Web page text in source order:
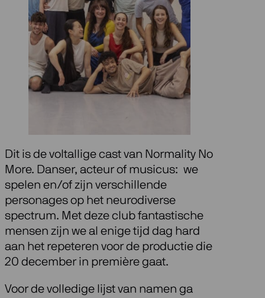
Dit is de voltallige cast van Normality No
More. Danser, acteur of musicus: we
spelen en/of zijn verschillende
personages op het neurodiverse
spectrum. Met deze club fantastische
mensen zijn we al enige tijd dag hard
aan het repeteren voor de productie die
20 december in première gaat.
Voor de volledige lijst van namen ga